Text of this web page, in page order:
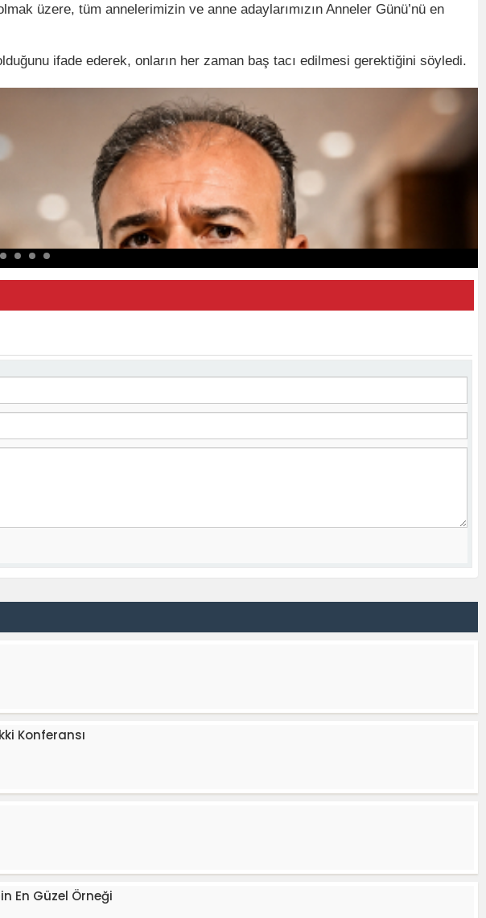
üzere, tüm annelerimizin ve anne adaylarımızın Anneler Günü’nü en
ifade ederek, onların her zaman baş tacı edilmesi gerektiğini söyledi.
Konferansı
En Güzel Örneği